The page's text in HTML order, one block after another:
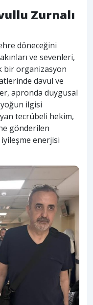
Zurnalı
döneceğini
ve sevenleri,
bir organizasyon
davul ve
apronda duygusal
ilgisi
tecrübeli hekim,
gönderilen
enerjisi